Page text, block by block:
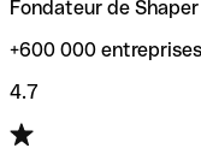
Fondateur de Shaper
+600 000
4.7